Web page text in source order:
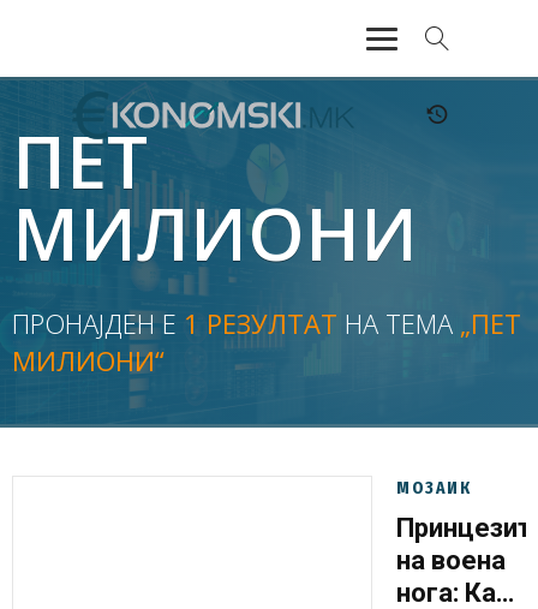
АКТУЕЛНО
ЕКОНОМИЈА
ФИНАНСИИ
БАНКАРСТВО
ЖИВОТ
МОЗАИК
ПЕТ
МИЛИОНИ
ПРОНАЈДЕН Е 1 РЕЗУЛТАТ НА ТЕМА „ПЕТ
МИЛИОНИ“
МОЗАИК
на воена
нога: Како